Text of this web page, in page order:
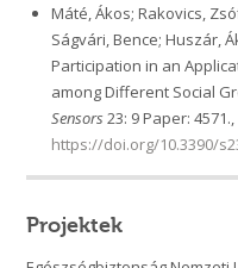
Máté, Ákos; Rakovics,
Ságvári, Bence; Huszár,
Participation in an
among Different Social
Sensors23: 9 Paper: 4571.,
https://doi.org/10.3390/
Projektek